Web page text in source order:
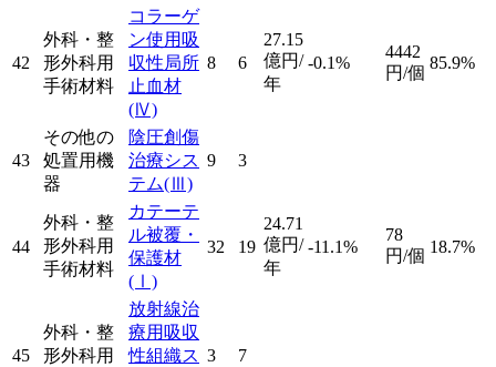
42
外科・整
形外科用
手術材料
コラーゲ
ン使用吸
収性局所
止血材
(Ⅳ)
8 6
27.15
億円/
年
-0.1%
4442
円/個
85.9%
43
その他の
処置用機
器
陰圧創傷
治療シス
テム(Ⅲ)
9 3
44
外科・整
形外科用
手術材料
カテーテ
ル被覆・
保護材
(Ⅰ)
32 19
24.71
億円/
年
-11.1%
78
円/個 18.7%
45
外科・整
形外科用
放射線治
療用吸収
性組織ス 3 7